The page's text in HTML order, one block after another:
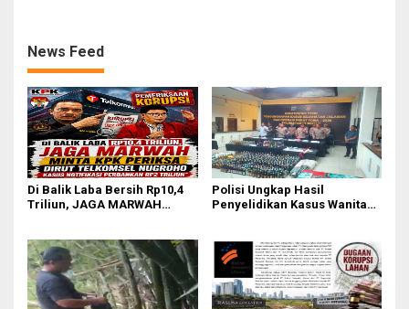
News Feed
Di Balik Laba Bersih Rp10,4
Triliun, JAGA MARWAH
Dugaan Kasus Notifikasi
Perbankan
Polisi Ungkap Hasil
Penyelidikan Kasus Wanita